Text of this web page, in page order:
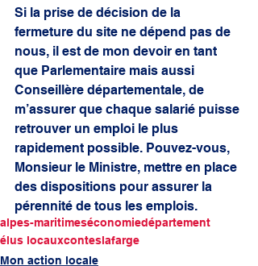
Si la prise de décision de la
fermeture du site ne dépend pas de
nous, il est de mon devoir en tant
que Parlementaire mais aussi
Conseillère départementale, de
m’assurer que chaque salarié puisse
retrouver un emploi le plus
rapidement possible. Pouvez-vous,
Monsieur le Ministre, mettre en place
des dispositions pour assurer la
pérennité de tous les emplois.
alpes-maritimeséconomiedépartement
élus locauxconteslafarge
Mon action locale